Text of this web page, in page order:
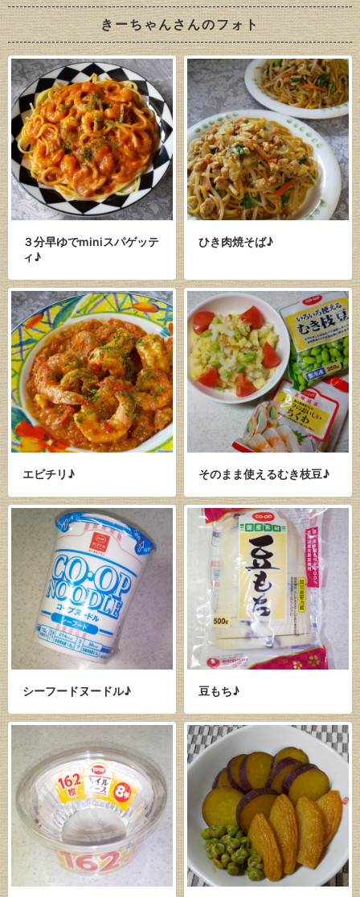
きーちゃんさんのフォト
３分早ゆでminiスパゲッテ
ィ♪
ひき肉焼そば♪
エビチリ♪ そのまま使えるむき枝豆♪
シーフードヌードル♪ 豆もち♪